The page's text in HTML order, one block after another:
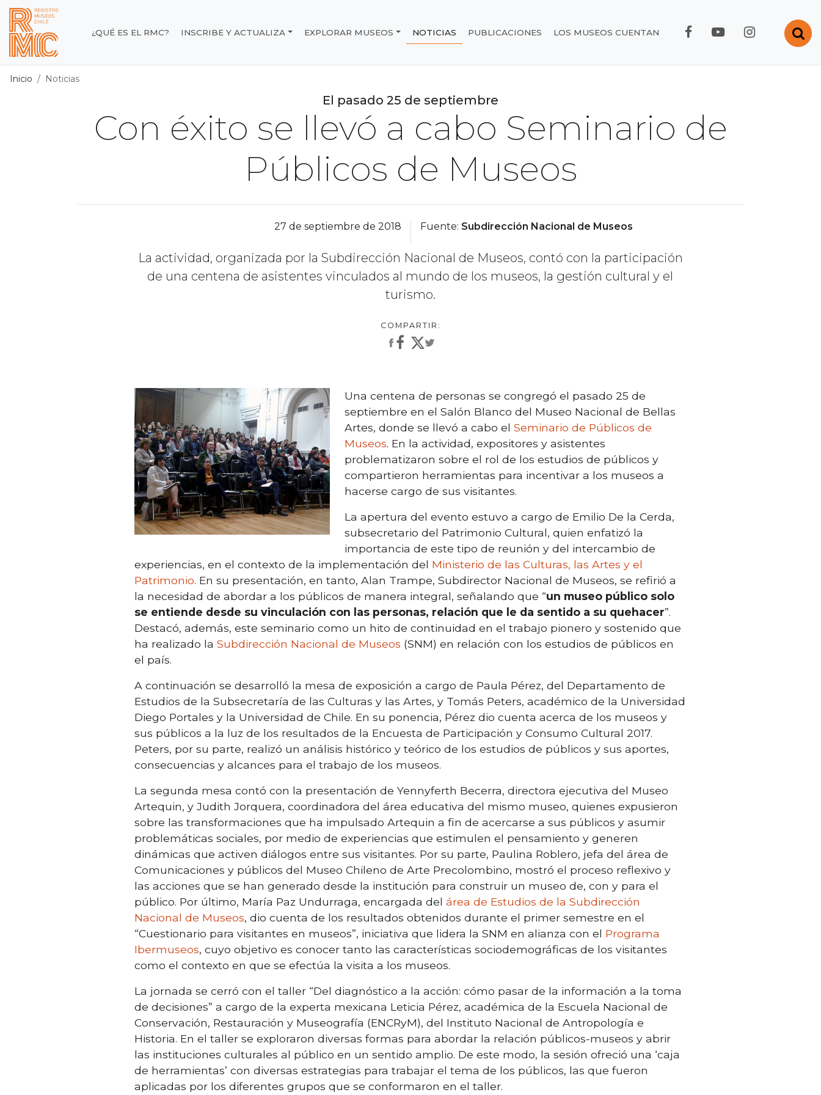
Contenido principal
Registro de Museos de Chile
¿QUÉ ES EL RMC? INSCRIBE Y ACTUALIZA EXPLORAR MUSEOS NOTICIAS PUBLICACIONES LOS MUSEOS CUENTAN FACEBOOK RMC
YOUTUBE RMC
Inicio Noticias
El pasado 25 de septiembre
Con éxito se llevó a cabo Seminario de
Públicos de Museos
27 de septiembre de 2018 Fuente: Subdirección Nacional de Museos
La actividad, organizada por la Subdirección Nacional de Museos, contó con la participación
de una centena de asistentes vinculados al mundo de los museos, la gestión cultural y el
turismo.
Una centena de personas se congregó el pasado 25 de
septiembre en el Salón Blanco del Museo Nacional de Bellas
Artes, donde se llevó a cabo elSeminario de Públicos de
Museos. En la actividad, expositores y asistentes
problematizaron sobre el rol de los estudios de públicos y
compartieron herramientas para incentivar a los museos a
hacerse cargo de sus visitantes.
La apertura del evento estuvo a cargo de Emilio De la Cerda,
subsecretario del Patrimonio Cultural, quien enfatizó la
importancia de este tipo de reunión y del intercambio de
experiencias, en el contexto de la implementación del Ministerio de las Culturas, las Artes y el
Patrimonio. En su presentación, en tanto, Alan Trampe, Subdirector Nacional de Museos, se refirió a
la necesidad de abordar a los públicos de manera integral, señalando que “un museo público solo
se entiende desde su vinculación con las personas, relación que le da sentido a su quehacer”.
Destacó, además, este seminario como un hito de continuidad en el trabajo pionero y sostenido que
ha realizado laSubdirección Nacional de Museos (SNM) en relación con los estudios de públicos en
el país.
A continuación se desarrolló la mesa de exposición a cargo de Paula Pérez, del Departamento de
Estudios de la Subsecretaría de las Culturas y las Artes, y Tomás Peters, académico de la Universidad
Diego Portales y la Universidad de Chile. En su ponencia, Pérez dio cuenta acerca de los museos y
sus públicos a la luz de los resultados de la Encuesta de Participación y Consumo Cultural 2017.
Peters, por su parte, realizó un análisis histórico y teórico de los estudios de públicos y sus aportes,
consecuencias y alcances para el trabajo de los museos.
La segunda mesa contó con la presentación de Yennyferth Becerra, directora ejecutiva del Museo
Artequin, y Judith Jorquera, coordinadora del área educativa del mismo museo, quienes expusieron
sobre las transformaciones que ha impulsado Artequin a fin de acercarse a sus públicos y asumir
problemáticas sociales, por medio de experiencias que estimulen el pensamiento y generen
dinámicas que activen diálogos entre sus visitantes. Por su parte, Paulina Roblero, jefa del área de
Comunicaciones y públicos del Museo Chileno de Arte Precolombino, mostró el proceso reflexivo y
las acciones que se han generado desde la institución para construir un museo de, con y para el
público. Por último, María Paz Undurraga, encargada delárea de Estudios de la Subdirección
Nacional de Museos, dio cuenta de los resultados obtenidos durante el primer semestre en el
“Cuestionario para visitantes en museos”, iniciativa que lidera la SNM en alianza con el Programa
Ibermuseos, cuyo objetivo es conocer tanto las características sociodemográficas de los visitantes
como el contexto en que se efectúa la visita a los museos.
La jornada se cerró con el taller “Del diagnóstico a la acción: cómo pasar de la información a la toma
de decisiones” a cargo de la experta mexicana Leticia Pérez, académica de la Escuela Nacional de
Conservación, Restauración y Museografía (ENCRyM), del Instituto Nacional de Antropología e
Historia. En el taller se exploraron diversas formas para abordar la relación públicos-museos y abrir
las instituciones culturales al público en un sentido amplio. De este modo, la sesión ofreció una ‘caja
de herramientas’ con diversas estrategias para trabajar el tema de los públicos, las que fueron
aplicadas por los diferentes grupos que se conformaron en el taller.